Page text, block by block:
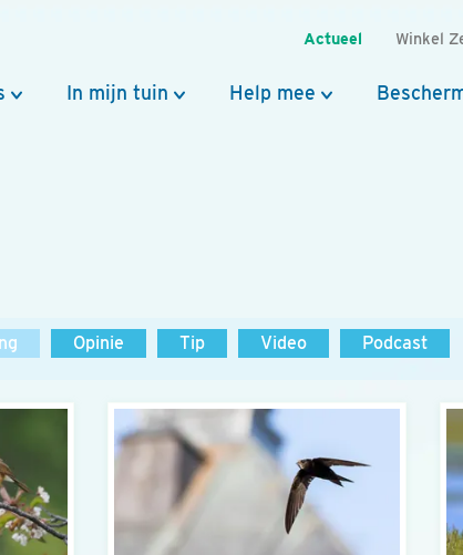
Actueel Winkel
In mijn tuin Help mee
Opinie Tip Video Podcast